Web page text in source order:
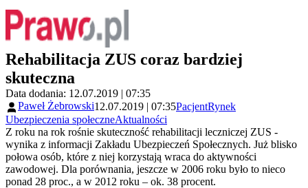
Rehabilitacja ZUS coraz bardziej
skuteczna
Data dodania: 12.07.2019 | 07:35
Paweł Żebrowski12.07.2019 | 07:35PacjentRynek
Ubezpieczenia społeczneAktualności
Z roku na rok rośnie skuteczność rehabilitacji leczniczej ZUS -
wynika z informacji Zakładu Ubezpieczeń Społecznych. Już blisko
połowa osób, które z niej korzystają wraca do aktywności
zawodowej. Dla porównania, jeszcze w 2006 roku było to nieco
ponad 28 proc., a w 2012 roku – ok. 38 procent.